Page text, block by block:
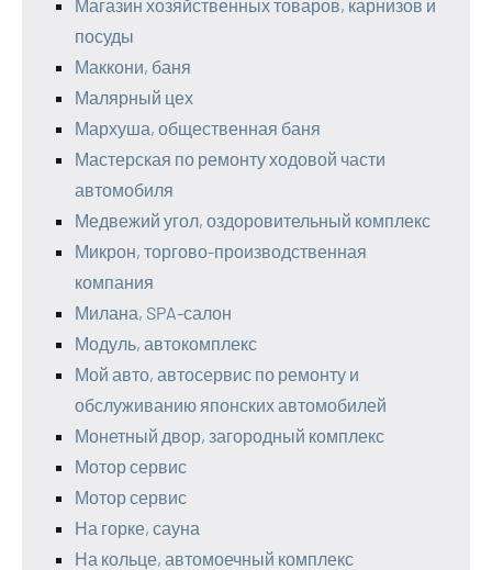
Магазин хозяйственных товаров, карнизов и
посуды
Маккони, баня
Малярный цех
Мархуша, общественная баня
Мастерская по ремонту ходовой части
автомобиля
Медвежий угол, оздоровительный комплекс
Микрон, торгово-производственная
компания
Милана, SPA-салон
Модуль, автокомплекс
Мой авто, автосервис по ремонту и
обслуживанию японских автомобилей
Монетный двор, загородный комплекс
Мотор сервис
Мотор сервис
На горке, сауна
На кольце, автомоечный комплекс